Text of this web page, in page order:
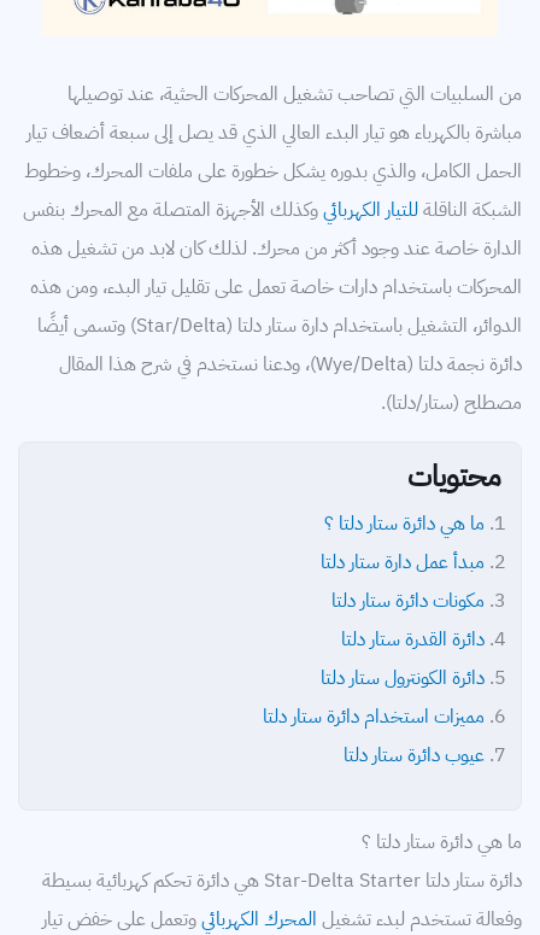
من السلبيات التي تصاحب تشغيل المحركات الحثية، عند توصيلها
مباشرة بالكهرباء هو تيار البدء العالي الذي قد يصل إلى سبعة أضعاف تيار
الحمل الكامل، والذي بدوره يشكل خطورة على ملفات المحرك، وخطوط
الشبكة الناقلةللتيار الكهربائيوكذلك الأجهزة المتصلة مع المحرك بنفس
الدارة خاصة عند وجود أكثر من محرك. لذلك كان لابد من تشغيل هذه
المحركات باستخدام دارات خاصة تعمل على تقليل تيار البدء، ومن هذه
الدوائر، التشغيل باستخدام دارة ستار دلتا (Star/Delta) وتسمى أيضًا
دائرة نجمة دلتا (Wye/Delta)، ودعنا نستخدم في شرح هذا المقال
مصطلح (ستار/دلتا).
محتويات
ما هي دائرة ستار دلتا ؟
مبدأ عمل دارة ستار دلتا
مكونات دائرة ستار دلتا
دائرة القدرة ستار دلتا
دائرة الكونترول ستار دلتا
مميزات استخدام دائرة ستار دلتا
عيوب دائرة ستار دلتا
ما هي دائرة ستار دلتا ؟
دائرة ستار دلتا Star-Delta Starter هي دائرة تحكم كهربائية بسيطة
وفعالة تستخدم لبدء تشغيل المحرك الكهربائيوتعمل على خفض تيار
توليد الكهرباء
محركات
معامل القدرة
كابلات
بطاريات